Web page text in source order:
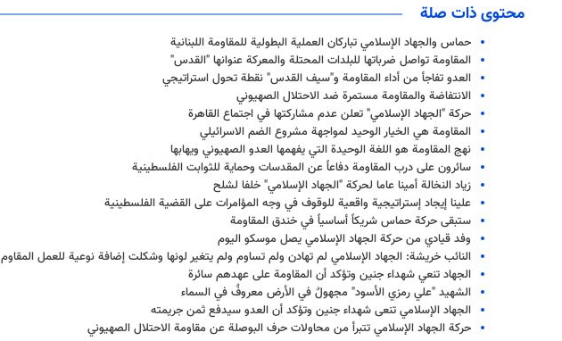
محتوى ذات صلة
حماس والجهاد الإسلامي تباركان العملية البطولية للمقاومة اللبنانية
المقاومة تواصل ضرباتها للبلدات المحتلة والمعركة عنوانها "القدس"
العدو تفاجأ من أداء المقاومة و"سيف القدس" نقطة تحول استراتيجي
الانتفاضة والمقاومة مستمرة ضد الاحتلال الصهيوني
حركة "الجهاد الإسلامي" تعلن عدم مشاركتها في اجتماع القاهرة
المقاومة هي الخيار الوحيد لمواجهة مشروع الضم الاسرائيلي
نهج المقاومة هو اللغة الوحيدة التي يفهمها العدو الصهيوني ويهابها
سائرون على درب المقاومة دفاعاً عن المقدسات وحماية للثوابت الفلسطينية
زياد النخالة أمينا عاما لحركة "الجهاد الإسلامي" خلفا لشلح
علينا إيجاد إستراتيجية واقعية للوقوف في وجه المؤامرات على القضية الفلسطينية
ستبقى حركة حماس شريكاً أساسياً في خندق المقاومة
وفد قيادي من حركة الجهاد الإسلامي يصل موسكو اليوم
النائب خريشة: الجهاد الإسلامي لم تهادن ولم تساوم ولم يتغير لونها وشكلت إضافة نوعية للعمل المقاوم
الجهاد تنعي شهداء جنين وتؤكد أن المقاومة على عهدهم سائرة
الشهيد "علي رمزي الأسود" مجهولٌ في الأرض معروفٌ في السماء
الجهاد الإسلامي تنعى شهداء جنين وتؤكد أن العدو سيدفع ثمن جريمته
حركة الجهاد الإسلامي تتبرأ من محاولات حرف البوصلة عن مقاومة الاحتلال الصهيوني